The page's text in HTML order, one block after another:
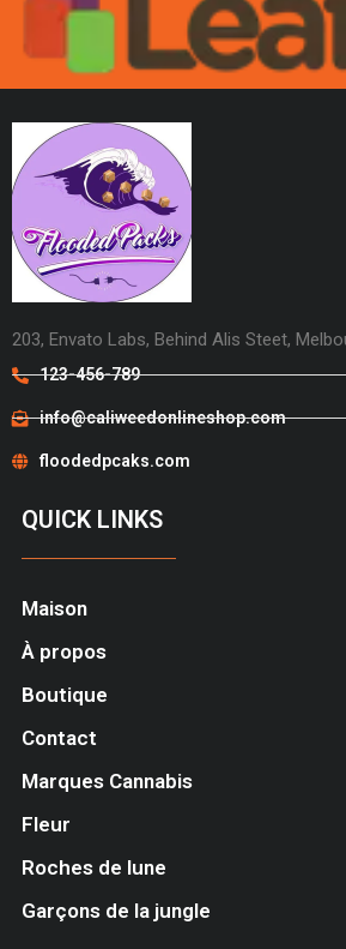
203, Envato Labs, Behind Alis Steet,
123-456-789
info@caliweedonlineshop.com
floodedpcaks.com
QUICK LINKS
Maison
À propos
Boutique
Contact
Marques Cannabis
Fleur
Roches de lune
Garçons de la jungle